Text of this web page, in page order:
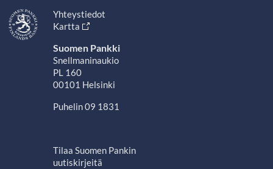
Yhteystiedot
Kartta
Suomen Pankki
Snellmaninaukio
PL 160
00101 Helsinki
Puhelin 09 1831
Tilaa Suomen Pankin
uutiskirjeitä